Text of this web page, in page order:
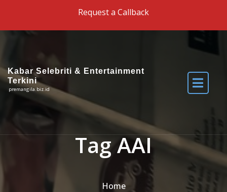
Request a Callback
Kabar Selebriti & Entertainment
Terkini
premangila.biz.id
Tag AAI
Home